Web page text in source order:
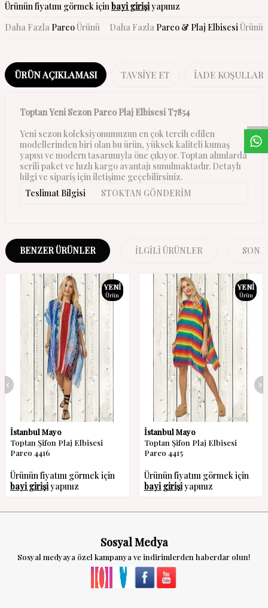
Ürünün fiyatını görmek içinbayi girişiyapınız
Daha Fazla PareoÜrünü Daha Fazla Pareo & Plaj ElbisesiÜrünü
ÜRÜN AÇIKLAMASI TAVSIYE ET İADE KOŞULLARI
Toptan Yeni Sezon Pareo Plaj Elbisesi T7854
Yeni sezon koleksiyonumuzun en çok tercih edilen
modellerinden biri olan bu ürün, yüksek kaliteli kumaş
yapısı ve modern tasarımıyla öne çıkıyor. Toptan alımlarda
serili paket ve hızlı kargo avantajı sunulmaktadır. Detaylı
bilgi ve sipariş için iletişime geçebilirsiniz.
Teslimat Bilgisi
STOKTAN GÖNDERİM
BENZER ÜRÜNLER İLGILI ÜRÜNLER SON
YENI
Ürün
İstanbul Mayo
Toptan Şifon Plaj Elbisesi
Pareo 4416
Ürünün fiyatını görmek için
bayi girişiyapınız
YENI
Ürün
İstanbul Mayo
Toptan Şifon Plaj Elbisesi
Pareo 4415
Ürünün fiyatını görmek için
bayi girişiyapınız
Sosyal Medya
Sosyal medyaya özel kampanya ve indirimlerden haberdar olun!